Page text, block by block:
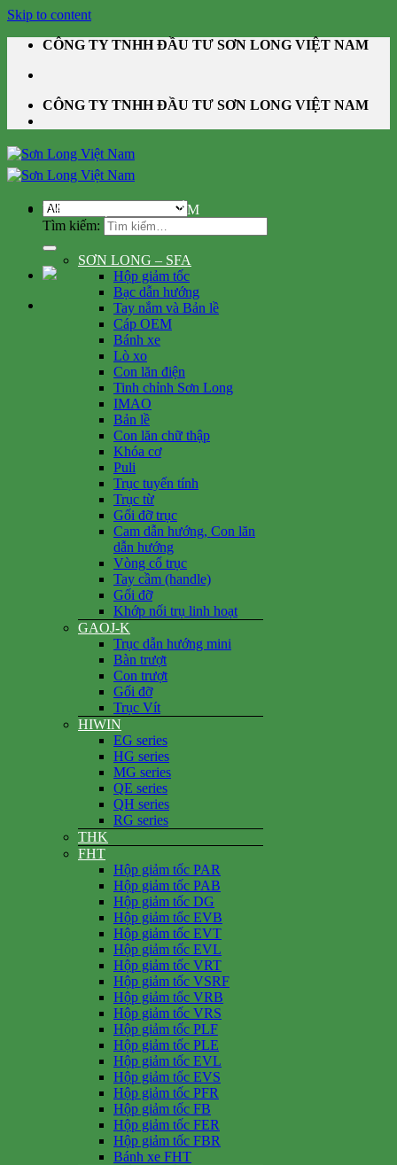
Skip to content
CÔNG TY TNHH ĐẦU TƯ SƠN LONG VIỆT NAM
CÔNG TY TNHH ĐẦU TƯ SƠN LONG VIỆT NAM
Tìm kiếm:
DANH MỤC SẢN PHẨM
SƠN LONG – SFA
Hộp giảm tốc
Bạc dẫn hướng
Tay nắm và Bản lề
Cáp OEM
Bánh xe
Lò xo
Con lăn điện
Tinh chỉnh Sơn Long
IMAO
Bản lề
Con lăn chữ thập
Khóa cơ
Puli
Trục tuyến tính
Trục từ
Gối đỡ trục
Cam dẫn hướng, Con lăn
dẫn hướng
Vòng cổ trục
Tay cầm (handle)
Gối đỡ
Khớp nối trụ linh hoạt
GAOJ-K
Trục dẫn hướng mini
Bàn trượt
Con trượt
Gối đỡ
Trục Vít
HIWIN
EG series
HG series
MG series
QE series
QH series
RG series
THK
FHT
Hộp giảm tốc PAR
Hộp giảm tốc PAB
Hộp giảm tốc DG
Hộp giảm tốc EVB
Hộp giảm tốc EVT
Hộp giảm tốc EVL
Hộp giảm tốc VRT
Hộp giảm tốc VSRF
Hộp giảm tốc VRB
Hộp giảm tốc VRS
Hộp giảm tốc PLF
Hộp giảm tốc PLE
Hộp giảm tốc EVL
Hộp giảm tốc EVS
Hộp giảm tốc PFR
Hộp giảm tốc FB
Hộp giảm tốc FER
Hộp giảm tốc FBR
Bánh xe FHT